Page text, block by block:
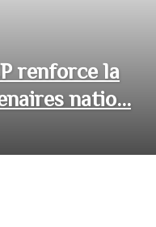
renforce la
natio...